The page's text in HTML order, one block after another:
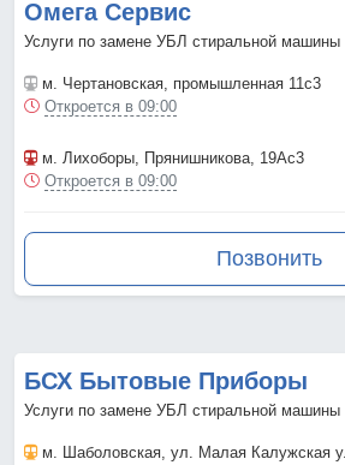
Омега Сервис
Услуги по замене УБЛ стиральной машины
м. Чертановская, промышленная 11с3
Откроется в 09:00
м. Лихоборы, Прянишникова, 19Ас3
Откроется в 09:00
Позвонить
БСХ Бытовые Приборы
Услуги по замене УБЛ стиральной машины
м. Шаболовская, ул. Малая Калужская